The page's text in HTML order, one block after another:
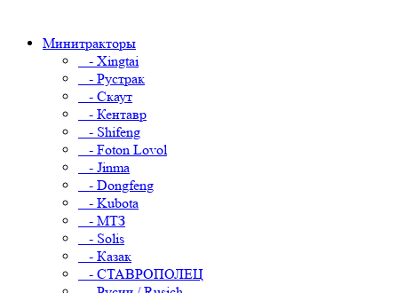
Минитракторы
- Xingtai
- Рустрак
- Скаут
- Кентавр
- Shifeng
- Foton Lovol
- Jinma
- Dongfeng
- Kubota
- МТЗ
- Solis
- Казак
- СТАВРОПОЛЕЦ